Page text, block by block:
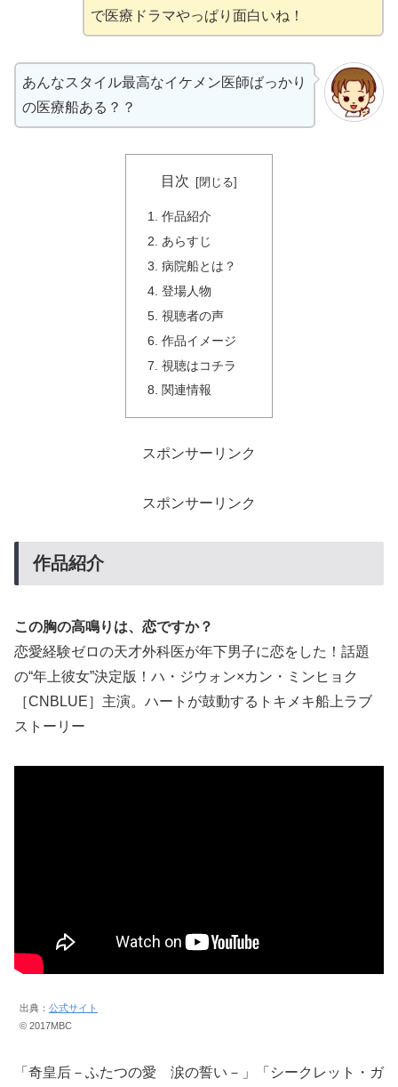
で医療ドラマやっぱり面白いね！
あんなスタイル最高なイケメン医師ばっかり
の医療船ある？？
目次
作品紹介
あらすじ
病院船とは？
登場人物
視聴者の声
作品イメージ
視聴はコチラ
関連情報
スポンサーリンク
スポンサーリンク
作品紹介
この胸の高鳴りは、恋ですか？
恋愛経験ゼロの天才外科医が年下男子に恋をした！話題
の“年上彼女”決定版！ハ・ジウォン×カン・ミンヒョク
［CNBLUE］主演。ハートが鼓動するトキメキ船上ラブ
ストーリー
出典： 公式サイト
© 2017MBC
「奇皇后－ふたつの愛 涙の誓い－」「シークレット・ガ